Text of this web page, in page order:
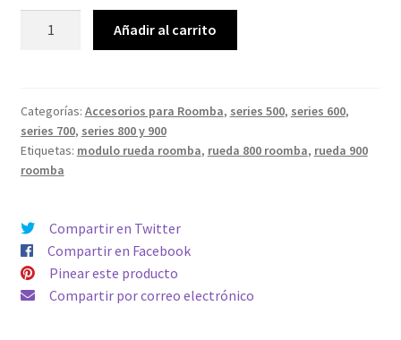
original
era:
actual
es:
izquierda
L
left
Roomba
800
&
900
cantidad
Añadir al carrito
Categorías: Accesorios para Roomba, series 500, series 600,
series 700, series 800 y 900
Etiquetas: modulo rueda roomba, rueda 800 roomba, rueda 900
roomba
Compartir en Twitter
Compartir en Facebook
Pinear este producto
Compartir por correo electrónico